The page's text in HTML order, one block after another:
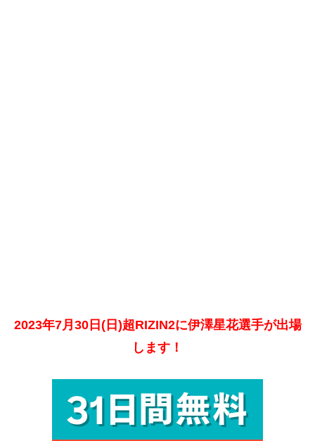
2023年7月30日(日)超RIZIN2に伊澤星花選手が出場
します！